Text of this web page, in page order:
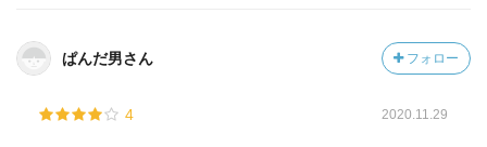
熱波、極端な降水、沿岸洪水のような極端現象による気
ています。さらに一℃の気温上昇で高いリスクとなるでし
ぱんだ男さん フォロー
4 2020.11.29